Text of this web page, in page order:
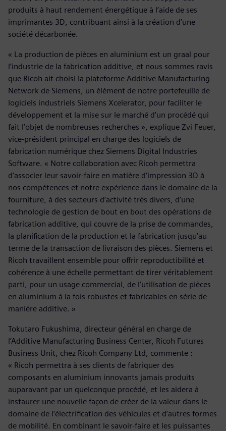
produits à haut rendement énergétique à l’aide de ses
imprimantes 3D, contribuant ainsi à la création d’une
société décarbonée.
« La production de pièces en aluminium est un graal pour
l’industrie de la fabrication additive, et nous sommes ravis
que Ricoh ait choisi la plateforme Additive Manufacturing
Network de Siemens, un élément de notre portefeuille de
logiciels industriels Siemens Xcelerator, pour faciliter le
développement et la mise sur le marché d’un procédé qui
fait l’objet de nombreuses recherches », explique Zvi Feuer,
vice-président principal en charge des logiciels de
fabrication numérique chez Siemens Digital Industries
Software. « Notre collaboration avec Ricoh permettra
d’associer leur savoir-faire en matière d’impression 3D à
nos compétences et notre expérience dans le domaine de la
fourniture, à des secteurs d’activité très divers, d’une
technologie de gestion de bout en bout des opérations de
fabrication additive, qui couvre de la prise de commandes,
la planification de la production et la fabrication jusqu’au
terme de la transaction de livraison des pièces. Siemens et
Ricoh travaillent ensemble pour offrir reproductibilité et
cohérence à une échelle permettant de tirer véritablement
parti, pour un usage commercial, de l’utilisation de pièces
en aluminium à la fois robustes et fabricables en série de
manière additive. »
Tokutaro Fukushima, directeur général en charge de
l’Additive Manufacturing Business Center, Ricoh Futures
Business Unit, chez Ricoh Company Ltd, commente :
« Ricoh permettra à ses clients de fabriquer des
composants en aluminium innovants jamais produits
auparavant par un quelconque procédé, et les aidera à
instaurer une nouvelle façon de créer de la valeur dans le
domaine de l’électrification des véhicules et d’autres formes
de mobilité. En combinant le savoir-faire et les puissantes